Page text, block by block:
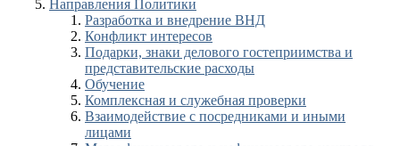
Направления Политики
Разработка и внедрение ВНД
Конфликт интересов
Подарки, знаки делового гостеприимства и
представительские расходы
Обучение
Комплексная и служебная проверки
Взаимодействие с посредниками и иными
лицами